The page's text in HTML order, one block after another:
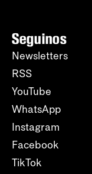
Seguinos
Newsletters
RSS
YouTube
WhatsApp
Instagram
Facebook
TikTok